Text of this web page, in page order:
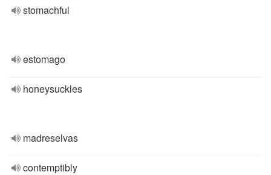
stomachful
estomago
honeysuckles
madreselvas
contemptibly